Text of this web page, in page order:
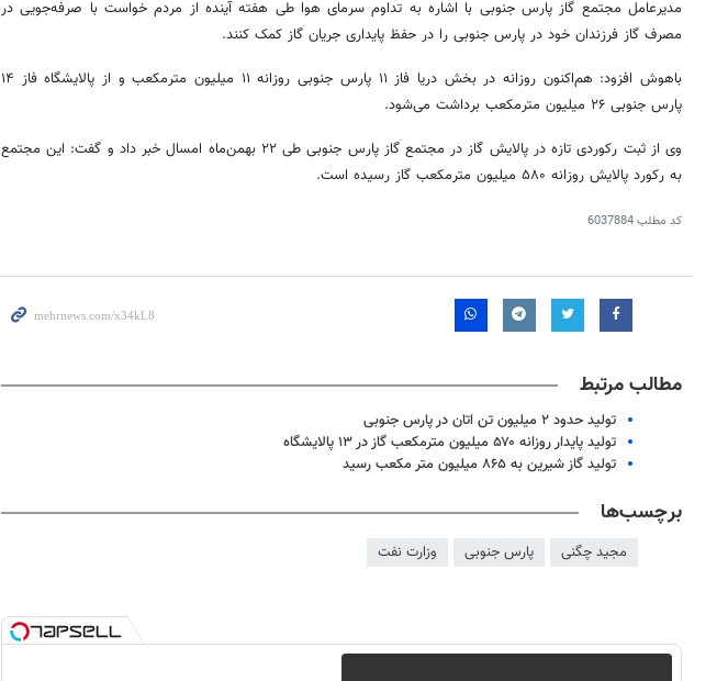
مدیرعامل مجتمع گاز پارس جنوبی با اشاره به تداوم سرمای هوا طی هفته آینده از مردم خواست با صرفه‌جویی در
مصرف گاز فرزندان خود در پارس جنوبی را در حفظ پایداری جریان گاز کمک کنند.
باهوش افزود: هم‌اکنون روزانه در بخش دریا فاز ۱۱ پارس جنوبی روزانه ۱۱ میلیون مترمکعب و از پالایشگاه فاز ۱۴
پارس جنوبی ۲۶ میلیون مترمکعب برداشت می‌شود.
وی از ثبت رکوردی تازه در پالایش گاز در مجتمع گاز پارس جنوبی طی ۲۲ بهمن‌ماه امسال خبر داد و گفت: این مجتمع
به رکورد پالایش روزانه ۵۸۰ میلیون مترمکعب گاز رسیده است.
کد مطلب6037884
مطالب مرتبط
تولید حدود ۲ میلیون تن اتان در پارس جنوبی
تولید پایدار روزانه ۵۷۰ میلیون مترمکعب گاز در ۱۳ پالایشگاه‌
تولید گاز شیرین به ۸۶۵ میلیون متر مکعب رسید
برچسب‌ها
مجید چگنی پارس جنوبی وزارت نفت